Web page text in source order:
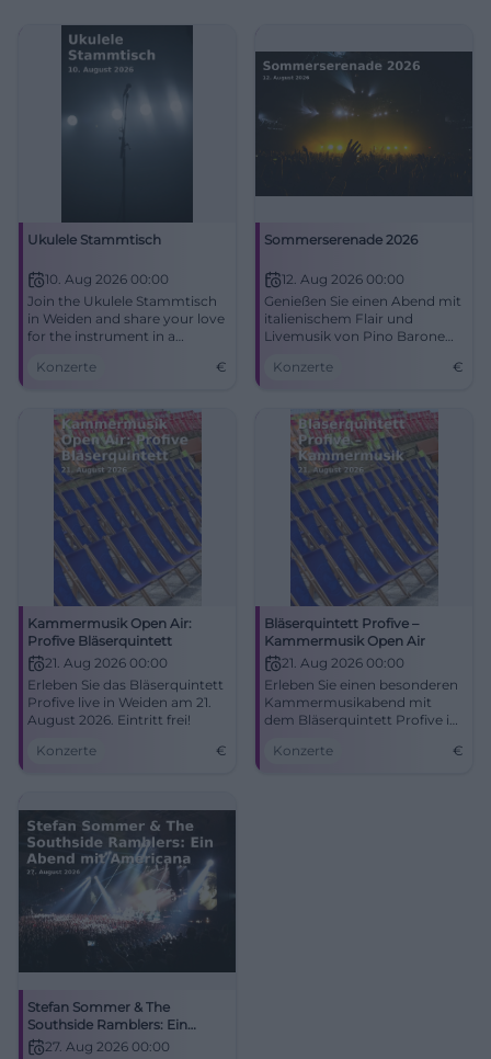
Ukulele Stammtisch
10. Aug 2026 00:00
Join the Ukulele Stammtisch
in Weiden and share your love
for the instrument in a
Konzerte
€
Sommerserenade 2026
12. Aug 2026 00:00
Genießen Sie einen Abend mit
italienischem Flair und
Livemusik von Pino Barone
Eintritt frei.
Konzerte €
Kammermusik Open Air:
Profive Bläserquintett
21. Aug 2026 00:00
Erleben Sie das Bläserquintett
Profive live in Weiden am 21.
August 2026. Eintritt frei!
Konzerte
€
Bläserquintett Profive –
Kammermusik Open Air
21. Aug 2026 00:00
Erleben Sie einen besonderen
Kammermusikabend mit
dem Bläserquintett Profive im
Tage in Weiden.
Konzerte €
Stefan Sommer & The
Southside Ramblers: Ein
Abend mit Americana
27. Aug 2026 00:00